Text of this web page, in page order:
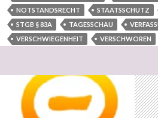
NOTSTANDSRECHT
STAATSSCHUTZ
STGB § 83A
TAGESSCHAU
VERSCHWIEGENHEIT
VERSCHWOREN